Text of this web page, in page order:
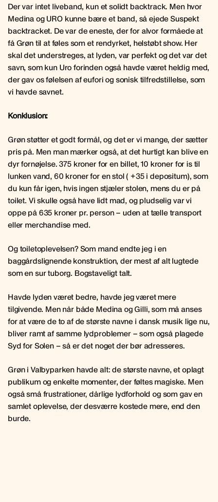
Der var intet liveband, kun et solidt backtrack. Men hvor
Medina og URO kunne bære et band, så ejede Suspekt
backtracket. De var de eneste, der for alvor formåede at
få Grøn til at føles som et rendyrket, helstøbt show. Her
skal det understreges, at lyden, var perfekt og det var det
savn, som kun Uro forinden også havde været heldig med,
der gav os følelsen af eufori og sonisk tilfredstillelse, som
vi havde savnet.
Konklusion:
Grøn støtter et godt formål, og det er vi mange, der sætter
pris på. Men man mærker også, at det hurtigt kan blive en
dyr fornøjelse. 375 kroner for en billet, 10 kroner for is til
lunken vand, 60 kroner for en stol ( +35 i depositum), som
du kun får igen, hvis ingen stjæler stolen, mens du er på
toilet. Vi skulle også have lidt mad, og pludselig var vi
oppe på 635 kroner pr. person – uden at tælle transport
eller merchandise med.
Og toiletoplevelsen? Som mand endte jeg i en
baggårdslignende konstruktion, der mest af alt lugtede
som en sur tuborg. Bogstaveligt talt.
Havde lyden været bedre, havde jeg været mere
tilgivende. Men når både Medina og Gilli, som må anses
for at være de to af de største navne i dansk musik lige nu,
bliver ramt af samme lydproblemer – som også plagede
Syd for Solen – så er det noget der bør adresseres.
Grøn i Valbyparken havde alt: de største navne, et oplagt
publikum og enkelte momenter, der føltes magiske. Men
også små frustrationer, dårlige lydforhold og som gav en
samlet oplevelse, der desværre kostede mere, end den
burde.